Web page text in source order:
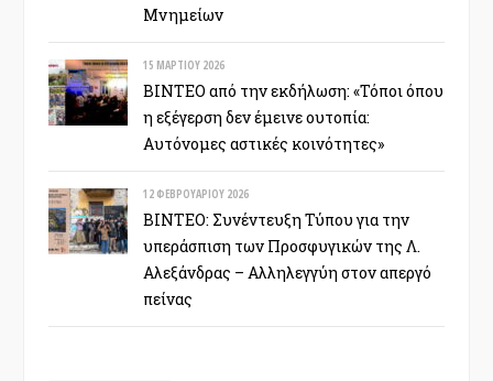
Μνημείων
15 ΜΑΡΤΊΟΥ 2026
ΒΙΝΤΕΟ από την εκδήλωση: «Τόποι όπου
η εξέγερση δεν έμεινε ουτοπία:
Αυτόνομες αστικές κοινότητες»
12 ΦΕΒΡΟΥΑΡΊΟΥ 2026
ΒΙΝΤΕΟ: Συνέντευξη Τύπου για την
υπεράσπιση των Προσφυγικών της Λ.
Αλεξάνδρας – Αλληλεγγύη στον απεργό
πείνας